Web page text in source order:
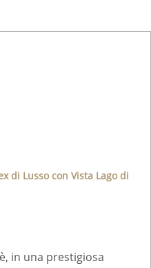
di Lusso con Vista Lago di
in una prestigiosa